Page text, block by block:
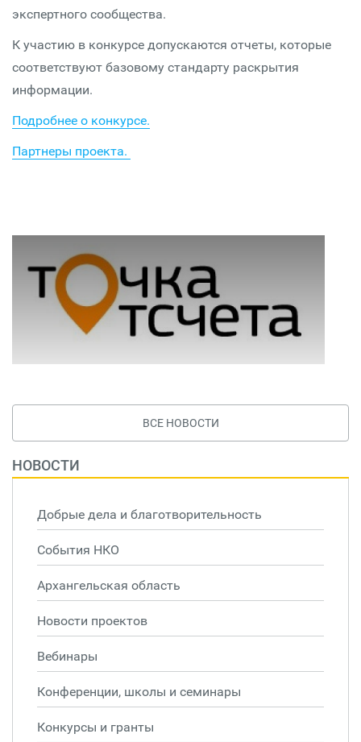
экспертного сообщества.
К участию в конкурсе допускаются отчеты, которые
соответствуют базовому стандарту раскрытия
информации.
Подробнее о конкурсе.
Партнеры проекта.
ВСЕ НОВОСТИ
НОВОСТИ
Добрые дела и благотворительность
События НКО
Архангельская область
Новости проектов
Вебинары
Конференции, школы и семинары
Конкурсы и гранты